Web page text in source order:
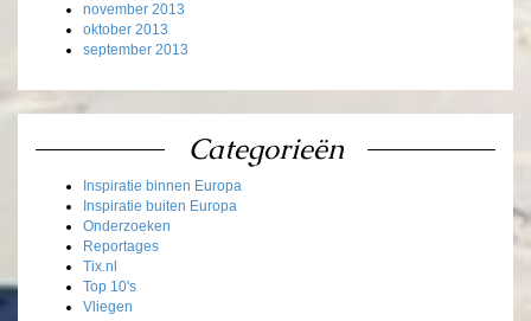
november 2013
oktober 2013
september 2013
Categorieën
Inspiratie binnen Europa
Inspiratie buiten Europa
Onderzoeken
Reportages
Tix.nl
Top 10's
Vliegen